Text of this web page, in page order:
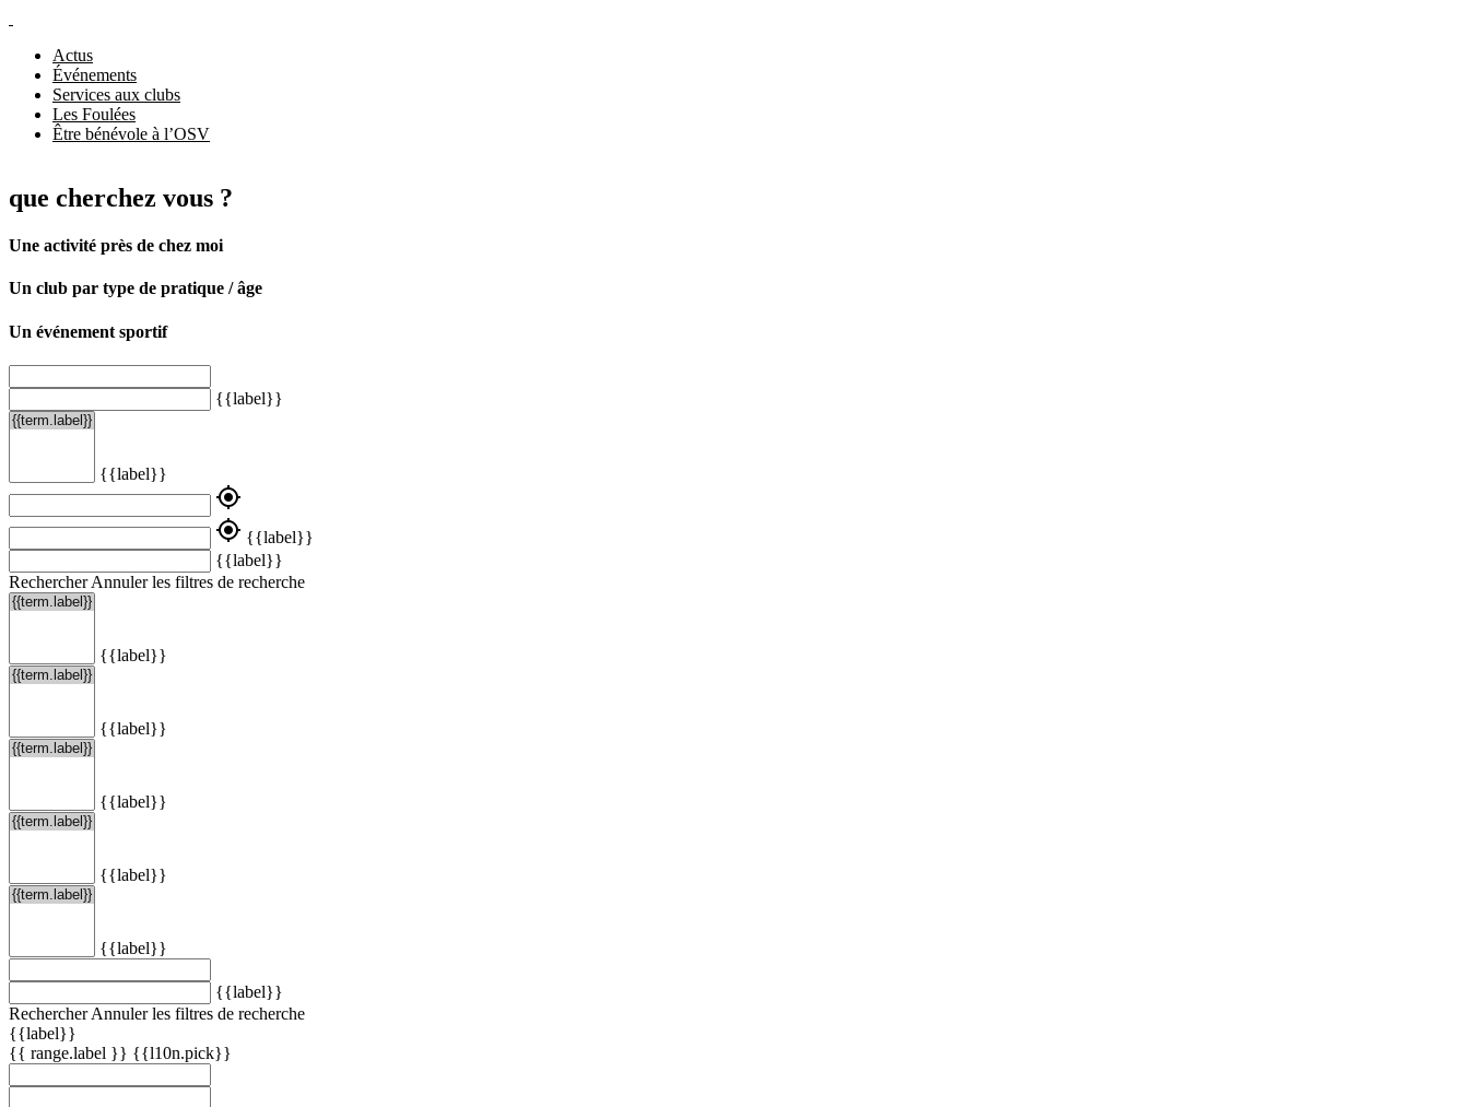
Actus
Événements
Services aux clubs
Les Foulées
Être bénévole à l’OSV
que cherchez vous ?
Une activité près de chez moi
Un club par type de pratique / âge
Un événement sportif
{{label}}
{{label}}
my_location
my_location {{label}}
{{label}}
Rechercher Annuler les filtres de recherche
{{label}}
{{label}}
{{label}}
{{label}}
{{label}}
{{label}}
Rechercher Annuler les filtres de recherche
{{label}}
{{ range.label }} {{l10n.pick}}